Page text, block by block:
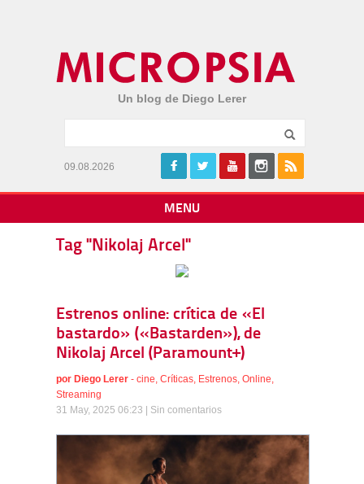
Un blog de Diego Lerer
09.08.2026
MENU
Tag "Nikolaj Arcel"
Estrenos online: crítica de «El
bastardo» («Bastarden»), de
Nikolaj Arcel (Paramount+)
por Diego Lerer - cine, Críticas, Estrenos, Online,
Streaming
31 May, 2025 06:23 | Sin comentarios